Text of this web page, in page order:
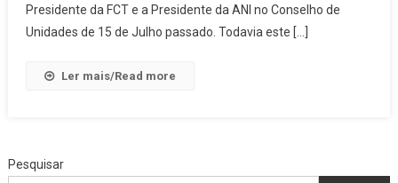
Presidente da FCT e a Presidente da ANI no Conselho de
Unidades de 15 de Julho passado. Todavia este […]
Ler mais/Read more
Pesquisar